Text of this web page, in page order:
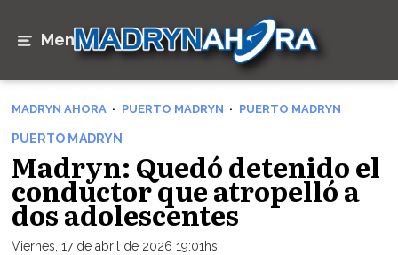
Menú
MADRYN AHORA PUERTO MADRYN PUERTO MADRYN
PUERTO MADRYN
Madryn: Quedó detenido el
conductor que atropelló a
dos adolescentes
Viernes, 17 de abril de 2026 19:01hs.